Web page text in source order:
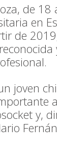
de 18
en
de
joven
y,